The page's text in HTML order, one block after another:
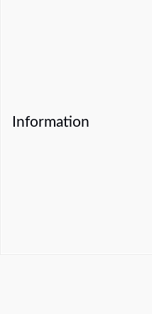
Information